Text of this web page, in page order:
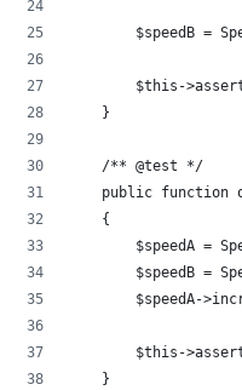
$speedB =
$this-
    }
    /** @test */
public function
    {
$speedA =
$speedB =
$speedA-
$this-
    }